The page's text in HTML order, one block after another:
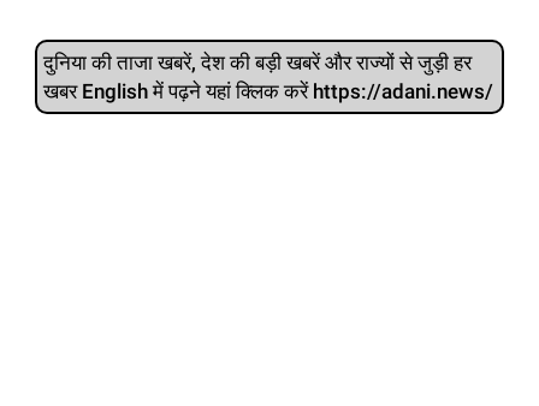
दुनिया की ताजा खबरें, देश की बड़ी खबरें और राज्‍यों से जुड़ी हर
खबर English में पढ़ने यहां क्लिक करें https://adani.news/